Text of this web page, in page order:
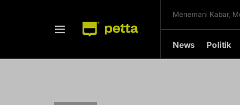
Menemani Kabar,
News Politik